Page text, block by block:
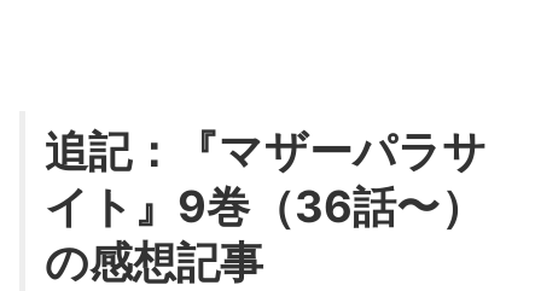
追記：
『マザーパラサ
イト』9巻（36話〜）
の感想記事